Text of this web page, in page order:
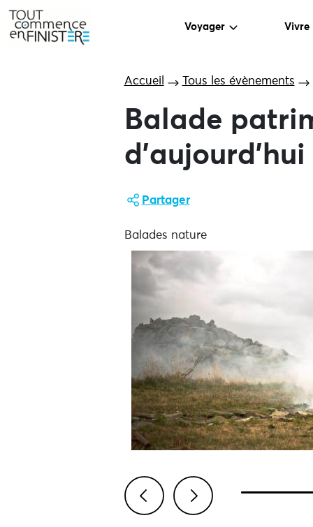
Voyager Vivre
Accueil Tous les évènements
Balade
d’aujourd’hui
Partager
Balades nature